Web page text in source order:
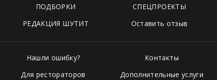
ПОДБОРКИ
СПЕЦПРОЕКТЫ
РЕДАКЦИЯ ШУТИТ
Оставить отзыв
Нашли ошибку?
Для рестораторов
Контакты
Дополнительные услуги